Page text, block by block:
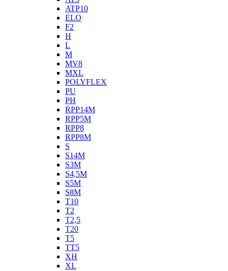
ATP10
ELO
F2
H
L
M
MV8
MXL
POLYFLEX
PU
PH
RPP14M
RPP5M
RPP8
RPP8M
S
S14M
S3M
S4,5M
S5M
S8M
T10
T2
T2,5
T20
T5
TT5
XH
XL